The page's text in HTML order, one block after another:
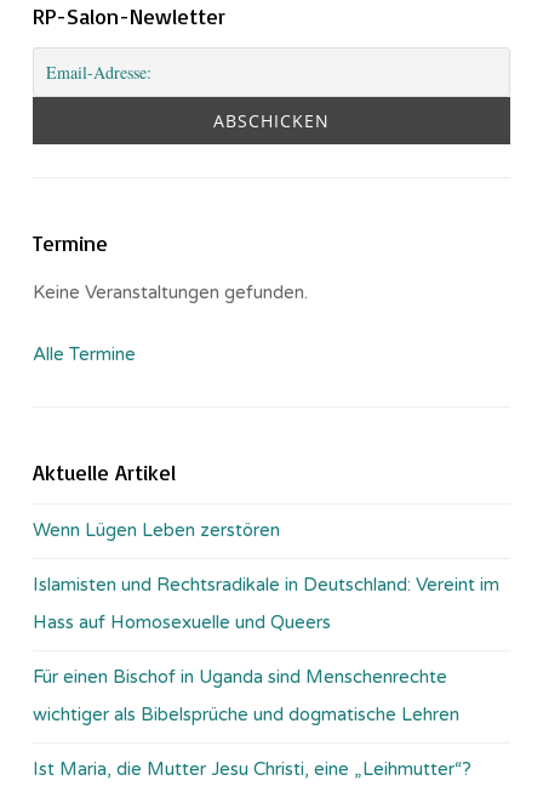
RP-Salon-Newletter
Termine
Keine Veranstaltungen gefunden.
Alle Termine
Aktuelle Artikel
Wenn Lügen Leben zerstören
Islamisten und Rechtsradikale in Deutschland: Vereint im
Hass auf Homosexuelle und Queers
Für einen Bischof in Uganda sind Menschenrechte
wichtiger als Bibelsprüche und dogmatische Lehren
Ist Maria, die Mutter Jesu Christi, eine „Leihmutter“?